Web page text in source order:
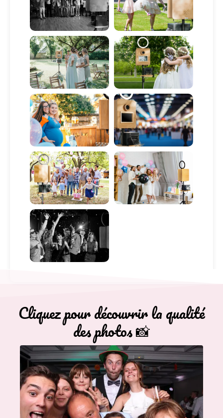
Cliquez pour découvrir la qualité
des photos 📸